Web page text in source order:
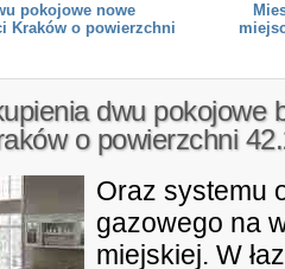
pokojowe nowe
Kraków o powierzchni
dwu pokojowe
o powierzchni
Oraz systemu
gazowego na
miejskiej. W